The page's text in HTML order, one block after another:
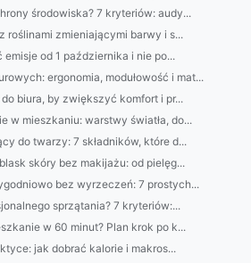
środowiska? 7 kryteriów: audy...
roślinami zmieniającymi barwy i s...
emisje od 1 października i nie po...
ergonomia, modułowość i mat...
biura, by zwiększyć komfort i pr...
w mieszkaniu: warstwy światła, do...
do twarzy: 7 składników, które d...
skóry bez makijażu: od pielęg...
bez wyrzeczeń: 7 prostych...
sprzątania? 7 kryteriów:...
w 60 minut? Plan krok po k...
jak dobrać kalorie i makros...